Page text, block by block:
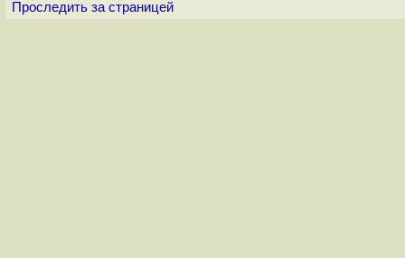
Проследить за страницей